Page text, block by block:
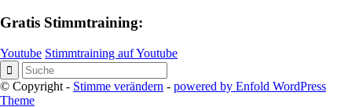
Gratis Stimmtraining:
Youtube Stimmtraining auf Youtube
© Copyright - Stimme verändern - powered by Enfold WordPress
Theme